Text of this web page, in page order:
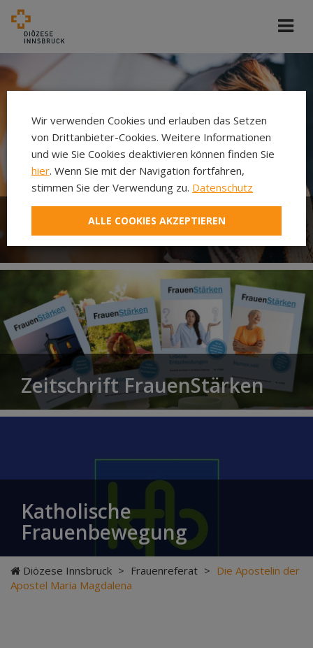
Frauenreferat
Zeitschrift FrauenStärken
Katholische
Frauenbewegung
Diözese Innsbruck > Frauenreferat > Die Apostelin der
Apostel Maria Magdalena
Wir verwenden Cookies und erlauben das Setzen
von Drittanbieter-Cookies. Weitere Informationen
und wie Sie Cookies deaktivieren können finden Sie
hier. Wenn Sie mit der Navigation fortfahren,
stimmen Sie der Verwendung zu. Datenschutz
ALLE COOKIES AKZEPTIEREN